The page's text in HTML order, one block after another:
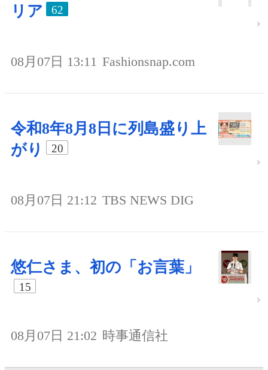
リア
62
08月07日 13:11 Fashionsnap.com
令和8年8月8日に列島盛り上
がり
20
08月07日 21:12 TBS NEWS DIG
悠仁さま、初の「お言葉」
15
08月07日 21:02 時事通信社